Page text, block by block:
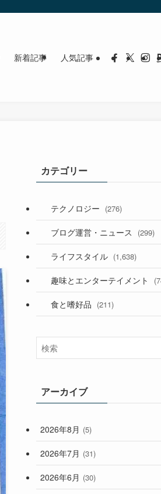
新着記事 人気記事
カテゴリー
テクノロジー (276)
(36)
(187)
(53)
ブログ運営・ニュース (299)
(118)
(181)
ライフスタイル (1,638)
(394)
(282)
(33)
(248)
趣味とエンターテイメント
(56)
食と嗜好品 (211)
アーカイブ
2026年8月 (5)
2026年7月 (31)
2026年6月 (30)